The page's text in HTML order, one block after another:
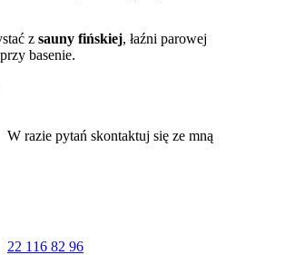
z sauny fińskiej, łaźni parowej
basenie.
kredytową.
sprzyja wypoczynkowi na łonie
W razie pytań skontaktuj się ze mną
22 116 82 96